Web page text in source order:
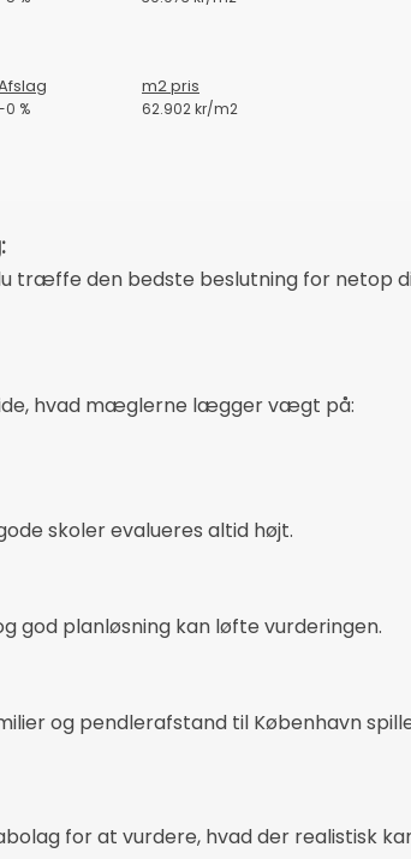
m2 pris
% 62.902 kr/m2
træffe den bedste beslutning for netop
hvad mæglerne lægger vægt på:
skoler evalueres altid højt.
god planløsning kan løfte vurderingen.
og pendlerafstand til København
for at vurdere, hvad der realistisk